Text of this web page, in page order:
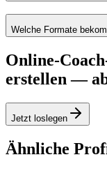
Welche Formate
Online-
erstellen —
Jetzt loslegen
Ähnliche